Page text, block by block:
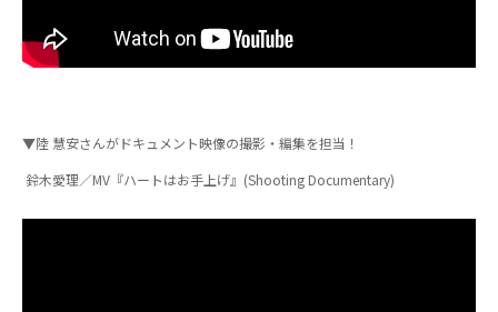
▼陸 慧安さんがドキュメント映像の撮影・編集を担当！
鈴木愛理／MV『ハートはお手上げ』(Shooting Documentary)